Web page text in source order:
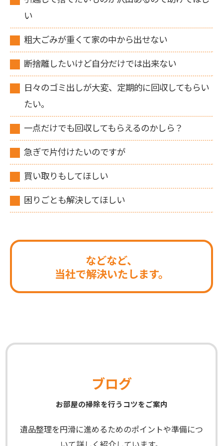
い
粗大ごみが重くて家の中から出せない
断捨離したいけど自分だけでは出来ない
日々のゴミ出しが大変、定期的に回収してもらい
たい。
一点だけでも回収してもらえるのかしら？
急ぎで片付けたいのですが
買い取りもしてほしい
困りごとも解決してほしい
などなど、
当社で解決いたします。
お部屋の掃除を行うコツをご案内
ブログ
遺品整理を円滑に進めるためのポイントや準備につ